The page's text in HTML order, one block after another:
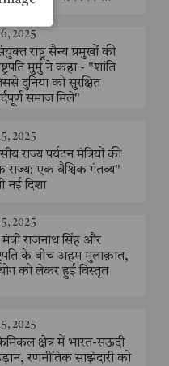
2025
राष्ट्र सैन्य प्रमुखों की
मुर्मु ने कहा - "शांति
दुनिया को सुरक्षित
समाज मिले"
2025
राज्य पर्यटन मंत्रियों की
एक वैश्विक गंतव्य"
नई दिशा
2025
मंत्री राजनाथ सिंह और
के बीच अहम मुलाक़ात,
को लेकर हुई विस्तृत
2025
क्षेत्र में भारत-सऊदी
रणनीतिक साझेदारी को